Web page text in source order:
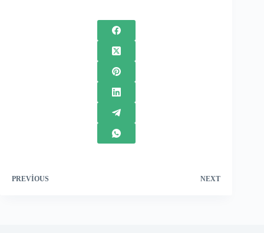
PREVIOUS NEXT